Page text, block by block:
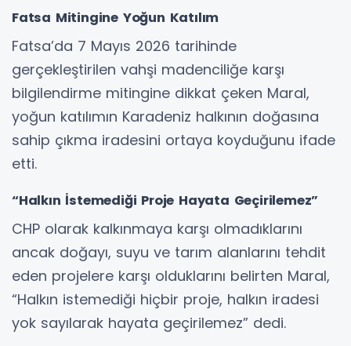
Fatsa Mitingine Yoğun Katılım
Fatsa’da 7 Mayıs 2026 tarihinde
gerçekleştirilen vahşi madenciliğe karşı
bilgilendirme mitingine dikkat çeken Maral,
yoğun katılımın Karadeniz halkının doğasına
sahip çıkma iradesini ortaya koyduğunu ifade
etti.
“Halkın İstemediği Proje Hayata Geçirilemez”
CHP olarak kalkınmaya karşı olmadıklarını
ancak doğayı, suyu ve tarım alanlarını tehdit
eden projelere karşı olduklarını belirten Maral,
“Halkın istemediği hiçbir proje, halkın iradesi
yok sayılarak hayata geçirilemez” dedi.